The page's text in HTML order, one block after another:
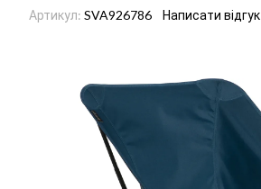
Артикул: SVA926786 Написати відгук